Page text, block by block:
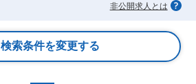
非公開求人とは
検索条件を変更する